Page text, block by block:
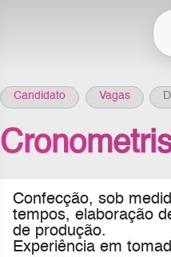
Candidato Vagas
Confecção, sob
tempos, elaboração
de produção.
Experiência em